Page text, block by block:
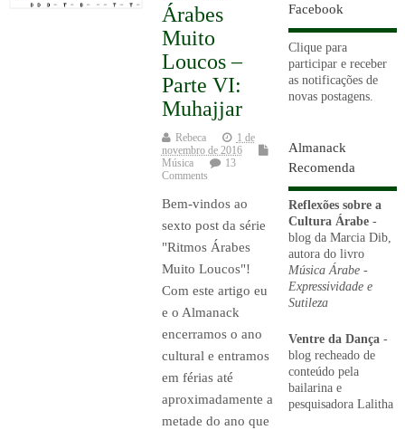
Árabes
Muito
Loucos –
Parte VI:
Muhajjar
Rebeca
1 de
novembro de 2016
Música
13
Comments
Bem-vindos ao
sexto post da série
"Ritmos Árabes
Muito Loucos"!
Com este artigo eu
e o Almanack
encerramos o ano
cultural e entramos
em férias até
aproximadamente a
metade do ano que
Facebook
Clique para
participar e receber
as notificações de
novas postagens.
Almanack
Recomenda
Reflexões sobre a
Cultura Árabe-
blog da Marcia Dib,
autora do livro
Música Árabe -
Expressividade e
Sutileza
Ventre da Dança-
blog recheado de
conteúdo pela
bailarina e
pesquisadora Lalitha